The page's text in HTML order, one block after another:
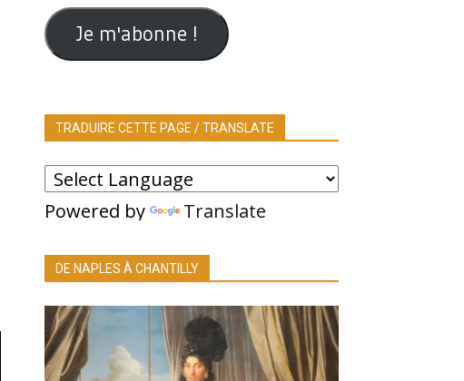
Je m'abonne !
TRADUIRE CETTE PAGE / TRANSLATE
Powered by Translate
DE NAPLES À CHANTILLY